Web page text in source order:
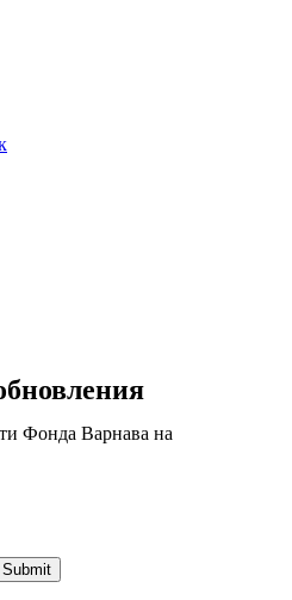
Фонда Варнава на
Submit